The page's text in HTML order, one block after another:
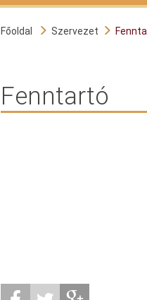
Főoldal Szervezet
Fenntartó